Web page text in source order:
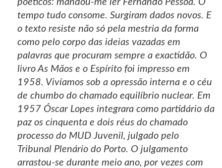
tempo tudo consome. Surgiram dados novos. E
o texto resiste não só pela mestria da forma
como pelo corpo das ideias vazadas em
palavras que procuram sempre a exactidão. O
livro As Mãos e o Espírito foi impresso em
1958. Vivíamos sob a opressão interna e o céu
de chumbo do chamado equilíbrio nuclear. Em
1957 Óscar Lopes integrara como partidário da
paz os cinquenta e dois réus do chamado
processo do MUD Juvenil, julgado pelo
Tribunal Plenário do Porto. O julgamento
arrastou-se durante meio ano, por vezes com